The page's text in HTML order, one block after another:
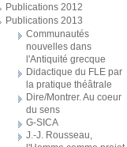
Publications 2012
Publications 2013
Communautés
nouvelles dans
l'Antiquité grecque
Didactique du FLE par
la pratique théâtrale
Dire/Montrer. Au coeur
du sens
G-SICA
J.-J. Rousseau,